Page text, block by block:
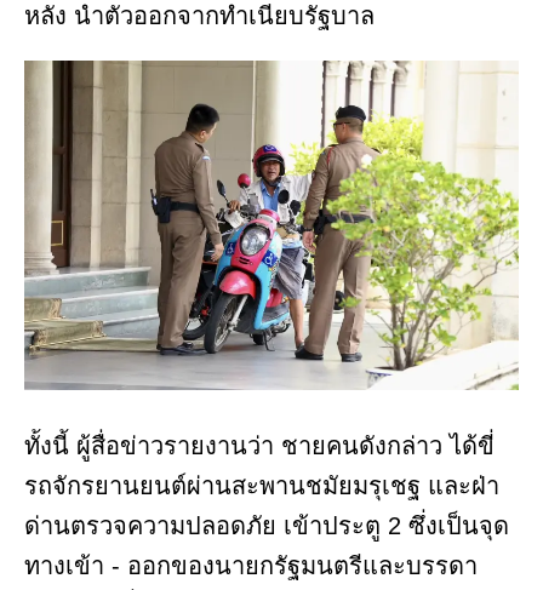
หลัง นำตัวออกจากทำเนียบรัฐบาล
ทั้งนี้ ผู้สื่อข่าวรายงานว่า ชายคนดังกล่าว ได้ขี่
รถจักรยานยนต์ผ่านสะพานชมัยมรุเชฐ และฝ่า
ด่านตรวจความปลอดภัย เข้าประตู 2 ซึ่งเป็นจุด
ทางเข้า - ออกของนายกรัฐมนตรีและบรรดา